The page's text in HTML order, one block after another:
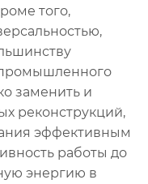
того,
заменить и
реконструкций,
эффективным
работы до
энергию в